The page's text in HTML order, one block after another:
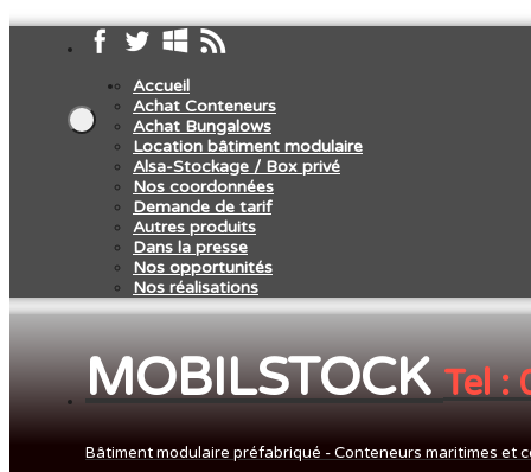
Accueil
Achat Conteneurs
Achat Bungalows
Location bâtiment modulaire
Alsa-Stockage / Box privé
Nos coordonnées
Demande de tarif
Autres produits
Dans la presse
Nos opportunités
Nos réalisations
MOBILSTOCKTel :
Bâtiment modulaire préfabriqué - Conteneurs maritimes et